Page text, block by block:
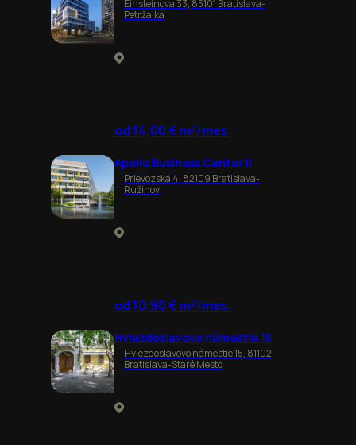
Einsteinova 33, 85101 Bratislava-
Petržalka
od 14,00 € m²/mes.
Apollo Business Center II
Prievozská 4, 82109 Bratislava-
Ružinov
od 10,90 € m²/mes.
Hviezdoslavovo námestie 15
Hviezdoslavovo námestie 15, 81102
Bratislava-Staré Mesto